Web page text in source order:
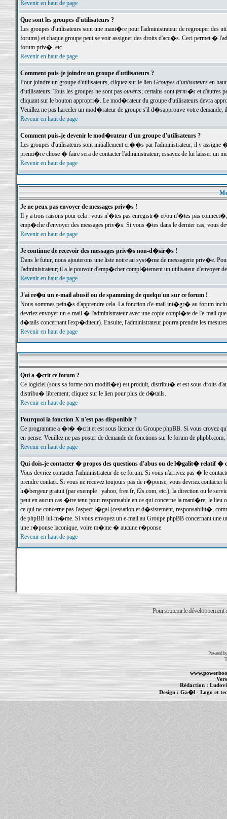
Revenir en haut de page
Que sont les groupes d'utilisateurs ?
Les groupes d'utilisateurs sont une mani�re pour l'administrateur de regrouper des
forums) et chaque groupe peut se voir assigner des droits d'acc�s. Ceci permet
forum priv�, etc.
Revenir en haut de page
Comment puis-je joindre un groupe d'utilisateurs ?
Pour joindre un groupe d'utilisateurs, cliquez sur le lien Groupes d'utilisateursen haut
d'utilisateurs. Tous les groupes ne sont pas ouverts; certains sontferm�set d'autres
cliquant sur le bouton appropri�. Le mod�rateur du groupe d'utilisateurs devra
Veuillez ne pas harceler un mod�rateur de groupe s'il d�sapprouve votre demande;
Revenir en haut de page
Comment puis-je devenir le mod�rateur d'un groupe d'utilisateurs ?
Les groupes d'utilisateurs sont initiallement cr��s par l'administrateur; il y
premi�re chose � faire sera de contacter l'administrateur; essayez de lui laisser un
Revenir en haut de page
Je ne peux pas envoyer de messages priv�s !
Il y a trois raisons pour cela : vous n'�tes pas enregistr� et/ou n'�tes pas
emp�che d'envoyer des messages priv�s. Si vous �tes dans le dernier cas, vous
Revenir en haut de page
Je continue de recevoir des messages priv�s non-d�sir�s !
Dans le futur, nous ajouterons une liste noire au syst�me de messagerie priv�e.
l'administrateur; il a le pouvoir d'emp�cher compl�tement un utilisateur d'envoyer
Revenir en haut de page
J'ai re�u un e-mail abusif ou de spamming de quelqu'un sur ce forum !
Nous sommes pein�s d'apprendre cela. La fonction d'e-mail int�gr� au forum inclut
devriez envoyer un e-mail � l'administrateur avec une copie compl�te de l'e-mail
d�tails concernant l'exp�diteur). Ensuite, l'administrateur pourra prendre les
Revenir en haut de page
Qui a �crit ce forum ?
Ce logiciel (sous sa forme non modifi�e) est produit, distribu� et est sous droits
distribu� librement; cliquez sur le lien pour plus de d�tails.
Revenir en haut de page
Pourquoi la fonction X n'est pas disponible ?
Ce programme a �t� �crit et est sous licence du Groupe phpBB. Si vous croyez
en pense. Veuillez ne pas poster de demande de fonctions sur le forum de
Revenir en haut de page
Qui dois-je contacter � propos des questions d'abus ou de l�galit� relatif �
Vous devriez contacter l'administrateur de ce forum. Si vous n'arrivez pas � le
prendre contact. Si vous ne recevez toujours pas de r�ponse, vous devriez
h�bergeur gratuit (par exemple : yahoo, free.fr, f2s.com, etc.), la direction ou le
peut en aucun cas �tre tenu pour responsable en ce qui concerne la mani�re, le
ce qui ne concerne pas l'aspect l�gal (cessation et d�sistement, responsabilit�,
de phpBB lui-m�me. Si vous envoyez un e-mail au Groupe phpBB concernant une
une r�ponse laconique, voire m�me � aucune r�ponse.
Revenir en haut de page
Pour soutenir le développement
Powered
Rédaction :
Design :Ga�l- Logo et
Informations :